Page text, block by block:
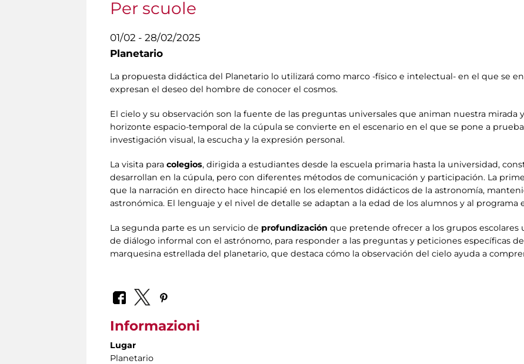
Per scuole
01/02 - 28/02/2025
Planetario
La propuesta didáctica del Planetario lo utilizará como marco -físico e intelectual- en el que se
expresan el deseo del hombre de conocer el cosmos.
El cielo y su observación son la fuente de las preguntas universales que animan nuestra mirada
horizonte espacio-temporal de la cúpula se convierte en el escenario en el que se pone a
investigación visual, la escucha y la expresión personal.
La visita para colegios, dirigida a estudiantes desde la escuela primaria hasta la universidad,
desarrollan en la cúpula, pero con diferentes métodos de comunicación y participación. La
que la narración en directo hace hincapié en los elementos didácticos de la astronomía,
astronómica. El lenguaje y el nivel de detalle se adaptan a la edad de los alumnos y al programa
La segunda parte es un servicio de profundización que pretende ofrecer a los grupos
de diálogo informal con el astrónomo, para responder a las preguntas y peticiones específicas
marquesina estrellada del planetario, que destaca cómo la observación del cielo ayuda a
Informazioni
Lugar
Planetario